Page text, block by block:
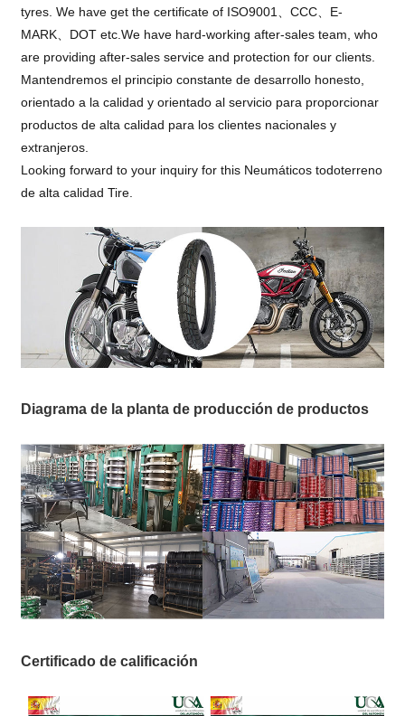
tyres. We have get the certificate of ISO9001、CCC、E-
MARK、DOT etc.We have hard-working after-sales team, who
are providing after-sales service and protection for our clients.
Mantendremos el principio constante de desarrollo honesto,
orientado a la calidad y orientado al servicio para proporcionar
productos de alta calidad para los clientes nacionales y
extranjeros.
Looking forward to your inquiry for this Neumáticos todoterreno
de alta calidad Tire.
Diagrama de la planta de producción de productos
Certificado de calificación